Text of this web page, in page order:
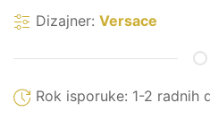
Dizajner: Versace
Rok isporuke: 1-2 radnih